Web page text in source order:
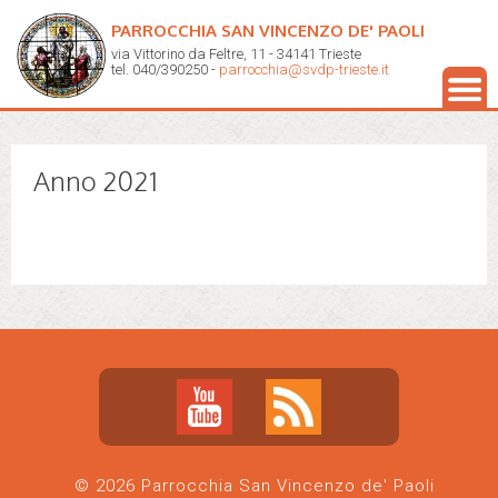
PARROCCHIA SAN VINCENZO DE' PAOLI
via Vittorino da Feltre, 11 - 34141 Trieste
tel. 040/390250 - parrocchia@svdp-trieste.it
Anno 2021
© 2026 Parrocchia San Vincenzo de' Paoli